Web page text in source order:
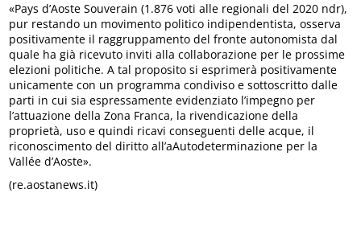
«Pays d’Aoste Souverain (1.876 voti alle regionali del 2020 ndr),
pur restando un movimento politico indipendentista, osserva
positivamente il raggruppamento del fronte autonomista dal
quale ha già ricevuto inviti alla collaborazione per le prossime
elezioni politiche. A tal proposito si esprimerà positivamente
unicamente con un programma condiviso e sottoscritto dalle
parti in cui sia espressamente evidenziato l’impegno per
l’attuazione della Zona Franca, la rivendicazione della
proprietà, uso e quindi ricavi conseguenti delle acque, il
riconoscimento del diritto all’aAutodeterminazione per la
Vallée d’Aoste».
(re.aostanews.it)